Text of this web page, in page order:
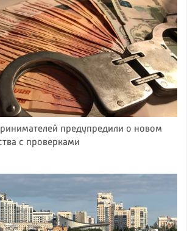
предупредили о новом
с проверками